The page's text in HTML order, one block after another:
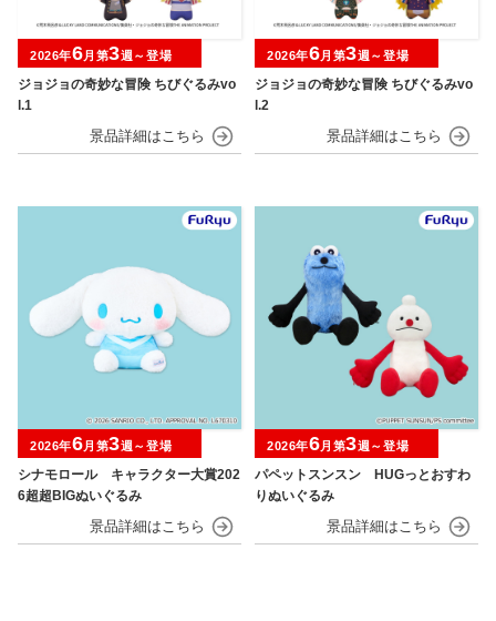
ジョジョの奇妙な冒険 ちびぐるみvo
l.1
2026年6月第3週～登場
ジョジョの奇妙な冒険 ちびぐるみvo
l.2
2026年6月第3週～登場
シナモロール キャラクター大賞202
6超超BIGぬいぐるみ
2026年6月第3週～登場
パペットスンスン HUGっとおすわ
りぬいぐるみ
2026年6月第3週～登場